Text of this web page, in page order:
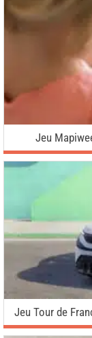
Jeu
Jeu Tour de